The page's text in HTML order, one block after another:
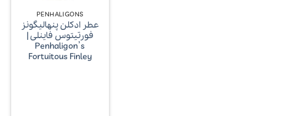
PENHALIGONS
عطر ادکلن پنهالیگونز
فورتیتوس فاینلی |
Penhaligon’s
Fortuitous Finley